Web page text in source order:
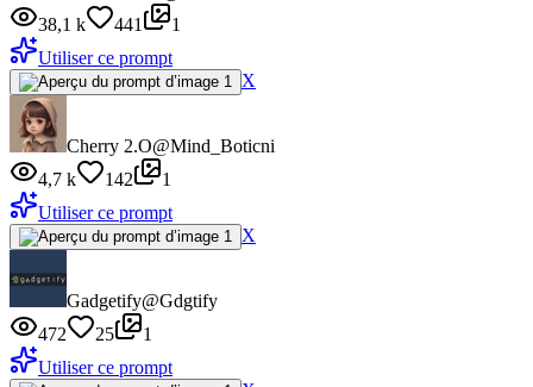
38,1 k
441
1
Utiliser ce prompt
X
Cherry 2.O@Mind_Boticni
4,7 k
142
1
Utiliser ce prompt
X
Gadgetify@Gdgtify
472
25
1
Utiliser ce prompt